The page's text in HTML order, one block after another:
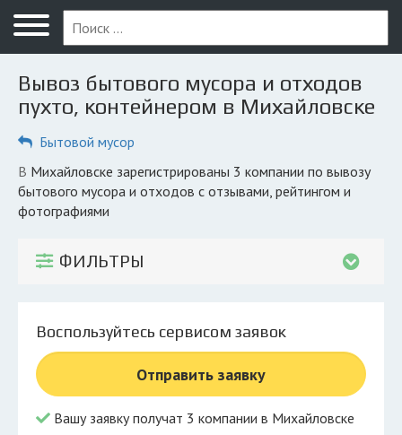
Меню
Главная
Вопрос юристу
Компании
КОМПАНИЯМ
© 2026 Все права защищены
Вывоз бытового мусора и отходов
пухто, контейнером в Михайловске
Бытовой мусор
в Михайловске зарегистрированы 3 компании по вывозу
бытового мусора и отходов с отзывами, рейтингом и
фотографиями
ФИЛЬТРЫ
Воспользуйтесь сервисом заявок
Отправить заявку
Вашу заявку получат 3 компании в Михайловске